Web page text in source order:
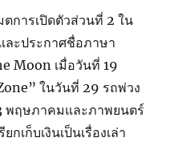
การเปิดตัวส่วนที่ 2 ใน
ละประกาศชื่อภาษา
Moon เมื่อวันที่ 19
ในวันที่ 29 รถพ่วง
พฤษภาคมและภาพยนตร์
เก็บเงินเป็นเรื่องเล่า